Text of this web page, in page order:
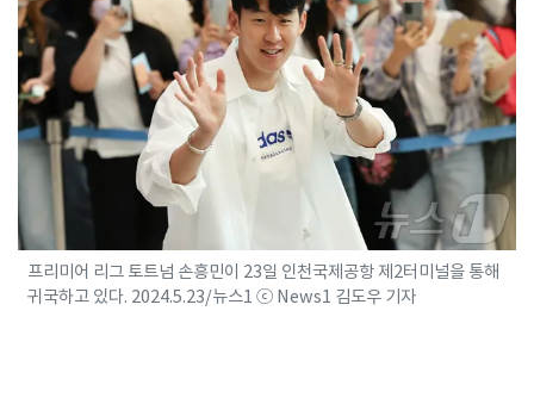
프리미어 리그 토트넘 손흥민이 23일 인천국제공항 제2터미널을 통해
귀국하고 있다. 2024.5.23/뉴스1 ⓒ News1 김도우 기자